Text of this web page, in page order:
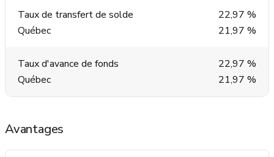
Taux de transfert de solde
22,97 %
Québec
21,97 %
Taux d'avance de fonds
22,97 %
Québec
21,97 %
Avantages